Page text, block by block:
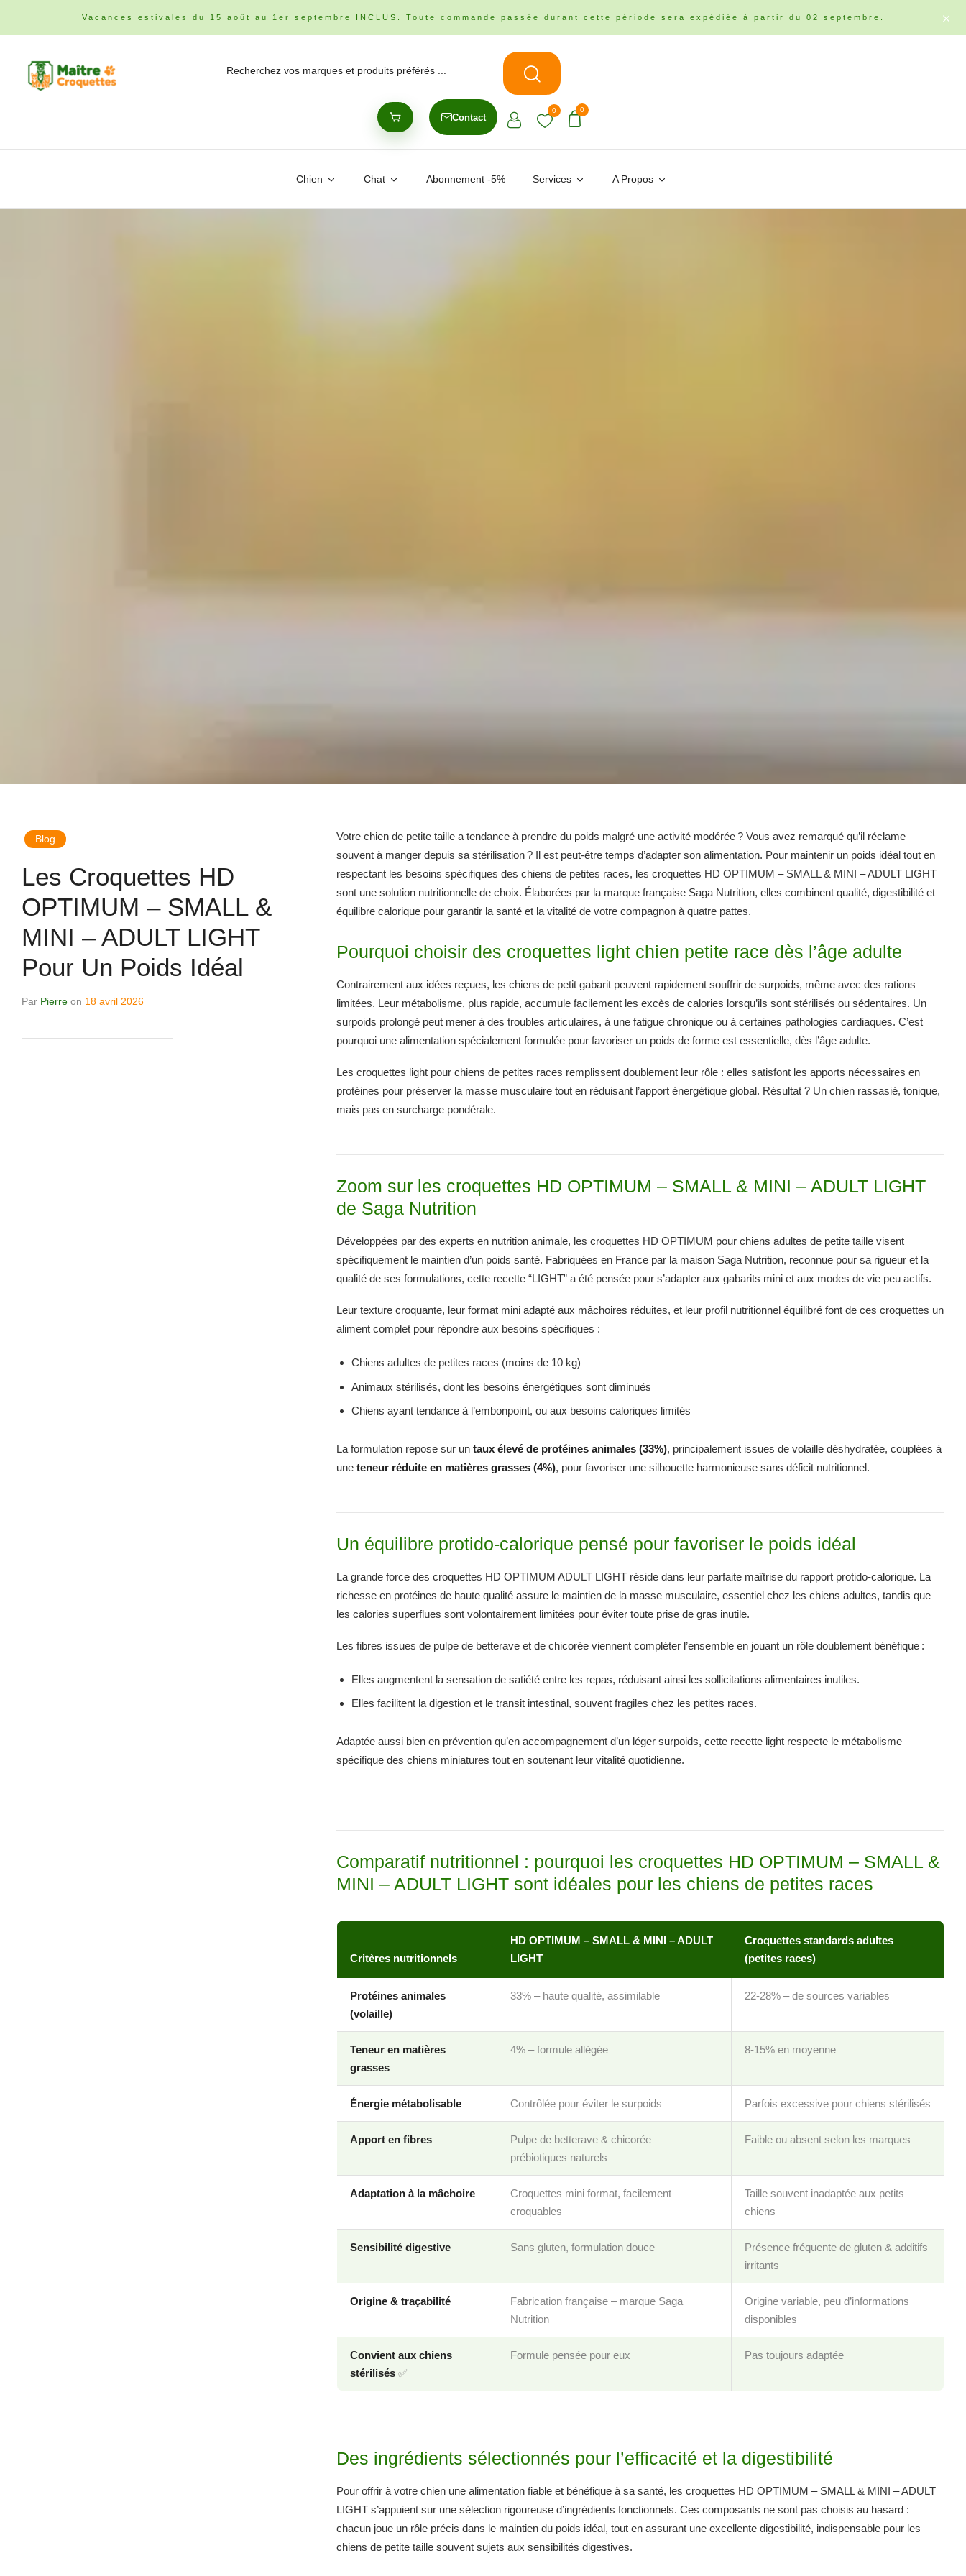
Vacances estivales du 15 août au 1er septembre INCLUS. Toute commande passée durant cette période sera expédiée à partir du 02 septembre.
Contact
0 0
Chien Chat Abonnement -5% Services A Propos
Blog
Les Croquettes HD
OPTIMUM – SMALL &
MINI – ADULT LIGHT
Pour Un Poids Idéal
Par Pierre on 18 avril 2026
Votre chien de petite taille a tendance à prendre du poids malgré une activité modérée ? Vous avez remarqué qu’il réclame
souvent à manger depuis sa stérilisation ? Il est peut-être temps d’adapter son alimentation. Pour maintenir un poids idéal tout en
respectant les besoins spécifiques des chiens de petites races, les croquettes HD OPTIMUM – SMALL & MINI – ADULT LIGHT
sont une solution nutritionnelle de choix. Élaborées par la marque française Saga Nutrition, elles combinent qualité, digestibilité et
équilibre calorique pour garantir la santé et la vitalité de votre compagnon à quatre pattes.
Pourquoi choisir des croquettes light chien petite race dès l’âge adulte
Contrairement aux idées reçues, les chiens de petit gabarit peuvent rapidement souffrir de surpoids, même avec des rations
limitées. Leur métabolisme, plus rapide, accumule facilement les excès de calories lorsqu’ils sont stérilisés ou sédentaires. Un
surpoids prolongé peut mener à des troubles articulaires, à une fatigue chronique ou à certaines pathologies cardiaques. C’est
pourquoi une alimentation spécialement formulée pour favoriser un poids de forme est essentielle, dès l’âge adulte.
Les croquettes light pour chiens de petites races remplissent doublement leur rôle : elles satisfont les apports nécessaires en
protéines pour préserver la masse musculaire tout en réduisant l’apport énergétique global. Résultat ? Un chien rassasié, tonique,
mais pas en surcharge pondérale.
Zoom sur les croquettes HD OPTIMUM – SMALL & MINI – ADULT LIGHT
de Saga Nutrition
Développées par des experts en nutrition animale, les croquettes HD OPTIMUM pour chiens adultes de petite taille visent
spécifiquement le maintien d’un poids santé. Fabriquées en France par la maison Saga Nutrition, reconnue pour sa rigueur et la
qualité de ses formulations, cette recette “LIGHT” a été pensée pour s’adapter aux gabarits mini et aux modes de vie peu actifs.
Leur texture croquante, leur format mini adapté aux mâchoires réduites, et leur profil nutritionnel équilibré font de ces croquettes un
aliment complet pour répondre aux besoins spécifiques :
Chiens adultes de petites races (moins de 10 kg)
Animaux stérilisés, dont les besoins énergétiques sont diminués
Chiens ayant tendance à l’embonpoint, ou aux besoins caloriques limités
La formulation repose sur un taux élevé de protéines animales (33%), principalement issues de volaille déshydratée, couplées à
une teneur réduite en matières grasses (4%), pour favoriser une silhouette harmonieuse sans déficit nutritionnel.
Un équilibre protido-calorique pensé pour favoriser le poids idéal
La grande force des croquettes HD OPTIMUM ADULT LIGHT réside dans leur parfaite maîtrise du rapport protido-calorique. La
richesse en protéines de haute qualité assure le maintien de la masse musculaire, essentiel chez les chiens adultes, tandis que
les calories superflues sont volontairement limitées pour éviter toute prise de gras inutile.
Les fibres issues de pulpe de betterave et de chicorée viennent compléter l’ensemble en jouant un rôle doublement bénéfique :
Elles augmentent la sensation de satiété entre les repas, réduisant ainsi les sollicitations alimentaires inutiles.
Elles facilitent la digestion et le transit intestinal, souvent fragiles chez les petites races.
Adaptée aussi bien en prévention qu’en accompagnement d’un léger surpoids, cette recette light respecte le métabolisme
spécifique des chiens miniatures tout en soutenant leur vitalité quotidienne.
Comparatif nutritionnel : pourquoi les croquettes HD OPTIMUM – SMALL &
MINI – ADULT LIGHT sont idéales pour les chiens de petites races
Critères nutritionnels
HD OPTIMUM – SMALL & MINI – ADULT
LIGHT
Croquettes standards adultes
(petites races)
Protéines animales
(volaille)
33% – haute qualité, assimilable 22-28% – de sources variables
Teneur en matières
grasses
4% – formule allégée 8-15% en moyenne
Énergie métabolisable Contrôlée pour éviter le surpoids Parfois excessive pour chiens stérilisés
Apport en fibres
Pulpe de betterave & chicorée –
prébiotiques naturels
Faible ou absent selon les marques
Adaptation à la mâchoire
Croquettes mini format, facilement
croquables
Taille souvent inadaptée aux petits
chiens
Sensibilité digestive Sans gluten, formulation douce
Présence fréquente de gluten & additifs
irritants
Origine & traçabilité
Fabrication française – marque Saga
Nutrition
Origine variable, peu d’informations
disponibles
Convient aux chiens
stérilisés✅
Formule pensée pour eux Pas toujours adaptée
Des ingrédients sélectionnés pour l’efficacité et la digestibilité
Pour offrir à votre chien une alimentation fiable et bénéfique à sa santé, les croquettes HD OPTIMUM – SMALL & MINI – ADULT
LIGHT s’appuient sur une sélection rigoureuse d’ingrédients fonctionnels. Ces composants ne sont pas choisis au hasard :
chacun joue un rôle précis dans le maintien du poids idéal, tout en assurant une excellente digestibilité, indispensable pour les
chiens de petite taille souvent sujets aux sensibilités digestives.